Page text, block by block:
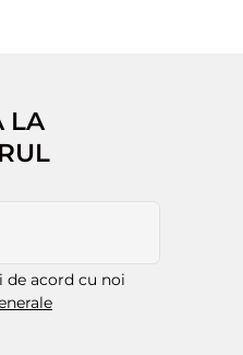
LA
de acord cu noi